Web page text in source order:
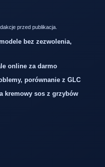
przed publikacja.
bez zezwolenia,
online za darmo
porównanie z GLC
kremowy sos z grzybów